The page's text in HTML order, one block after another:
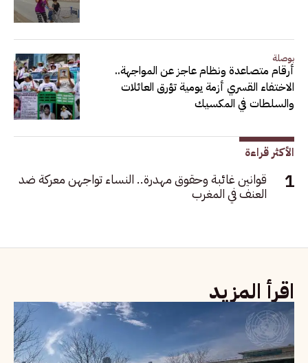
بوصلة
أرقام متصاعدة ونظام عاجز عن المواجهة..
الاختفاء القسري أزمة يومية تؤرق العائلات
والسلطات في المكسيك
الأكثر قراءة
قوانين غائبة وحقوق مهدرة.. النساء تواجهن معركة ضد
العنف في المغرب
اقرأ المزيد